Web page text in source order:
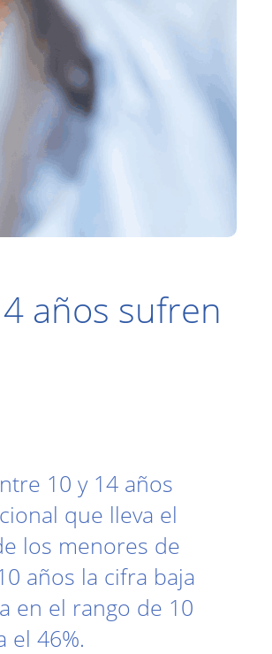
años sufren
10 y 14 años
que lleva el
los menores de
años la cifra baja
en el rango de 10
el 46%.